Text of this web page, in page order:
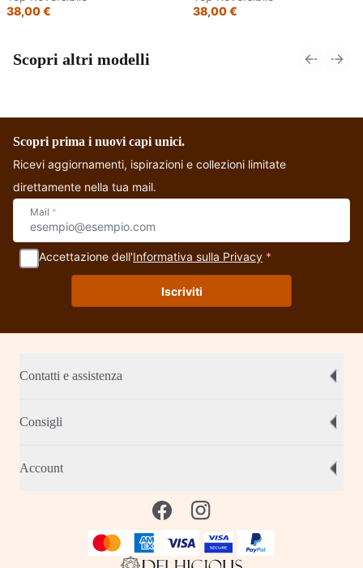
38,00 €
38,00 €
Scopri altri modelli
Scopri prima i nuovi capi unici.
Ricevi aggiornamenti, ispirazioni e collezioni limitate
direttamente nella tua mail.
Mail *
Accettazione dell'Informativa sulla Privacy *
Iscriviti
Contatti e assistenza
Consigli
Account